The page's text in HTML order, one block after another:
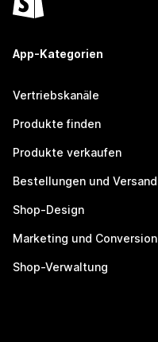
App-Kategorien
Vertriebskanäle
Produkte finden
Produkte verkaufen
Bestellungen und Versand
Shop-Design
Marketing und Conversion
Shop-Verwaltung